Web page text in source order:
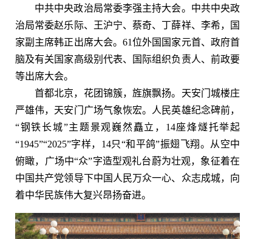
中共中央政治局常委李强主持大会。中共中央政
治局常委赵乐际、王沪宁、蔡奇、丁薛祥、李希，国
家副主席韩正出席大会。61位外国国家元首、政府首
脑及有关国家高级别代表、国际组织负责人、前政要
等出席大会。
首都北京，花团锦簇，旌旗飘扬。天安门城楼庄
严雄伟，天安门广场气象恢宏。人民英雄纪念碑前，
“钢铁长城”主题景观巍然矗立，14座烽燧托举起
“1945”“2025”字样，14只“和平鸽”振翅飞翔。从空中
俯瞰，广场中“众”字造型观礼台蔚为壮观，象征着在
中国共产党领导下中国人民万众一心、众志成城，向
着中华民族伟大复兴昂扬奋进。